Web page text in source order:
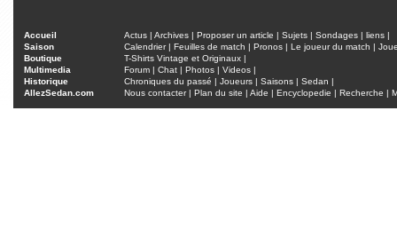
Accueil Actus | Archives | Proposer un article | Sujets | Sondages | liens |
Saison
Calendrier| Feuilles de match | Pronos | Le joueur du match |
Boutique
T-Shirts Vintage et Originaux |
Multimedia
Forum | Chat | Photos | Videos |
Historique
Chroniques du passé | Joueurs | Saisons | Sedan |
AllezSedan.com
Nous contacter| Plan du site | Aide | Encyclopedie | Recherche |